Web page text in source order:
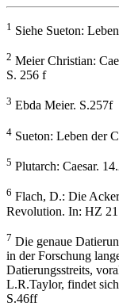
1 Siehe Sueton:
2 Meier Christian:
S. 256 f
3 Ebda Meier. S.257f
4 Sueton: Leben der
5 Plutarch: Caesar.
6 Flach, D.: Die
Revolution. In: HZ
7 Die genaue
in der Forschung
Datierungsstreits,
L.R.Taylor, findet
S.46ff